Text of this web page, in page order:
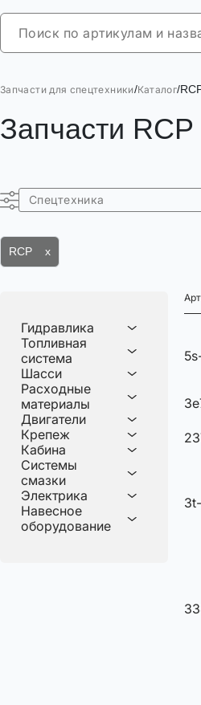
Запчасти для спецтехники/Каталог/
Запчасти RCP
Гидравлика
Топливная
система
Шасси
Расходные
материалы
Двигатели
Крепеж
Кабина
Системы
смазки
Электрика
Навесное
оборудование
Спецтехника
RCP x